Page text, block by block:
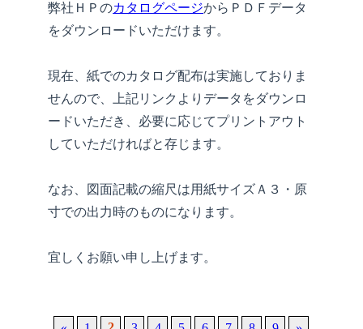
弊社ＨＰのカタログページからＰＤＦデータ
をダウンロードいただけます。
現在、紙でのカタログ配布は実施しておりま
せんので、上記リンクよりデータをダウンロ
ードいただき、必要に応じてプリントアウト
していただければと存じます。
なお、図面記載の縮尺は用紙サイズＡ３・原
寸での出力時のものになります。
宜しくお願い申し上げます。